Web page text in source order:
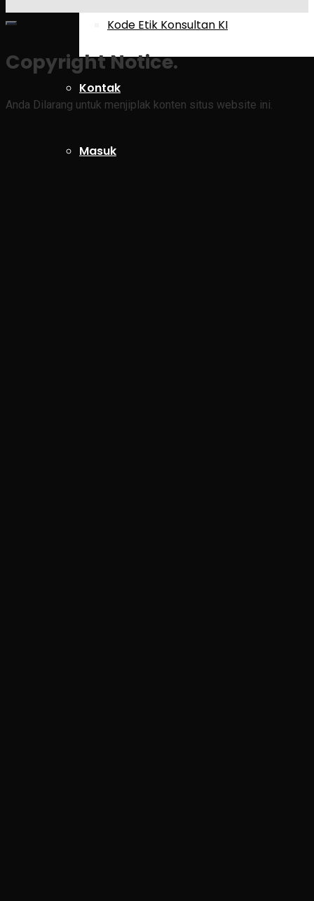
Kode Etik Konsultan KI
Kontak
Masuk
Copyright Notice.
Anda Dilarang untuk menjiplak konten situs website ini.